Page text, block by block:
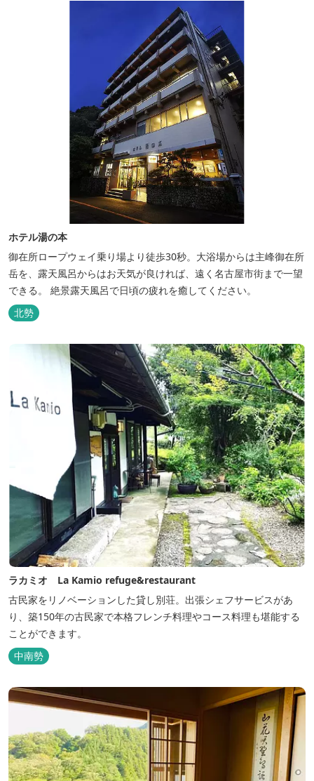
ホテル湯の本
御在所ロープウェイ乗り場より徒歩30秒。大浴場からは主峰御在所
岳を、露天風呂からはお天気が良ければ、遠く名古屋市街まで一望
できる。 絶景露天風呂で日頃の疲れを癒してください。
北勢
ラカミオ La Kamio refuge&restaurant
古民家をリノベーションした貸し別荘。出張シェフサービスがあ
り、築150年の古民家で本格フレンチ料理やコース料理も堪能する
ことができます。
中南勢